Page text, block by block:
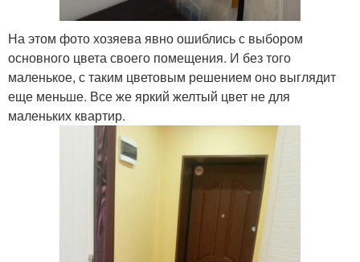
На этом фото хозяева явно ошиблись с выбором
основного цвета своего помещения. И без того
маленькое, с таким цветовым решением оно выглядит
еще меньше. Все же яркий желтый цвет не для
маленьких квартир.